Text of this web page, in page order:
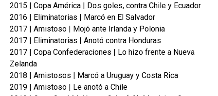
2015 | Copa América | Dos goles, contra Chile y Ecuador
2016 | Eliminatorias | Marcó en El Salvador
2017 | Amistoso | Mojó ante Irlanda y Polonia
2017 | Eliminatorias | Anotó contra Honduras
2017 | Copa Confederaciones | Lo hizo frente a Nueva
Zelanda
2018 | Amistosos | Marcó a Uruguay y Costa Rica
2019 | Amistoso | Le anotó a Chile